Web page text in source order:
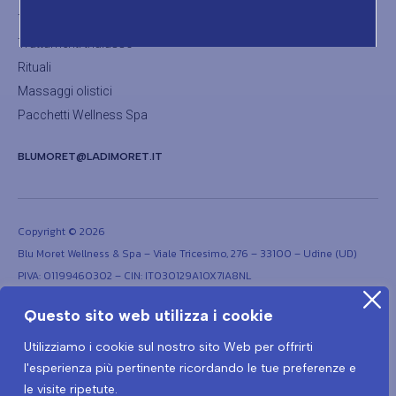
Questo sito web utilizza i cookie
Utilizziamo i cookie sul nostro sito Web per offrirti
l'esperienza più pertinente ricordando le tue preferenze e
le visite ripetute.
Trattamenti corpo
Trattamenti thalasso
Rituali
Massaggi olistici
Pacchetti Wellness Spa
BLUMORET@LADIMORET.IT
Copyright © 2026
Blu Moret Wellness & Spa – Viale Tricesimo, 276 – 33100 – Udine (UD)
PIVA: 01199460302 – CIN: IT030129A1OX7IA8NL